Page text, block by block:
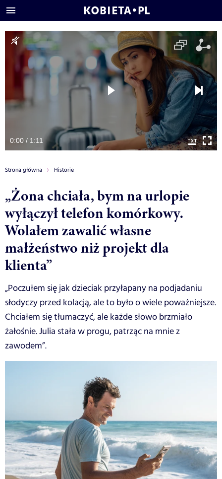
0:00 / 1:11
Strona główna Historie
„Żona chciała, bym na urlopie
wyłączył telefon komórkowy.
Wolałem zawalić własne
małżeństwo niż projekt dla
klienta”
„Poczułem się jak dzieciak przyłapany na podjadaniu
słodyczy przed kolacją, ale to było o wiele poważniejsze.
Chciałem się tłumaczyć, ale każde słowo brzmiało
żałośnie. Julia stała w progu, patrząc na mnie z
zawodem”.